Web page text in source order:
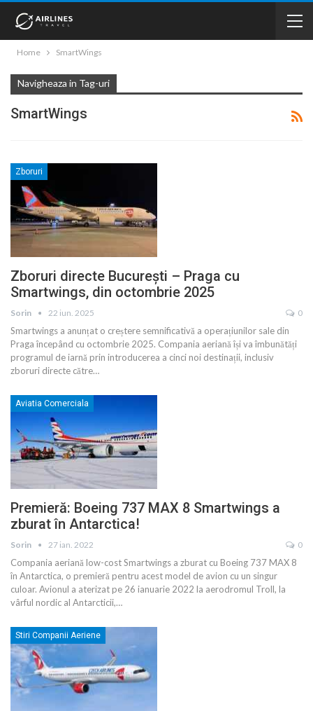
Home SmartWings
Navigheaza in Tag-uri
SmartWings
Zboruri
Zboruri directe București – Praga cu
Smartwings, din octombrie 2025
Sorin 22 iun. 2025 0
Smartwings a anunțat o creștere semnificativă a operațiunilor sale din
Praga începând cu octombrie 2025. Compania aeriană își va îmbunătăți
programul de iarnă prin introducerea a cinci noi destinații, inclusiv
zboruri directe către…
Aviatia Comerciala
Premieră: Boeing 737 MAX 8 Smartwings a
zburat în Antarctica!
Sorin 27 ian. 2022 0
Compania aeriană low-cost Smartwings a zburat cu Boeing 737 MAX 8
în Antarctica, o premieră pentru acest model de avion cu un singur
culoar. Avionul a aterizat pe 26 ianuarie 2022 la aerodromul Troll, la
vârful nordic al Antarcticii,…
Stiri Companii Aeriene